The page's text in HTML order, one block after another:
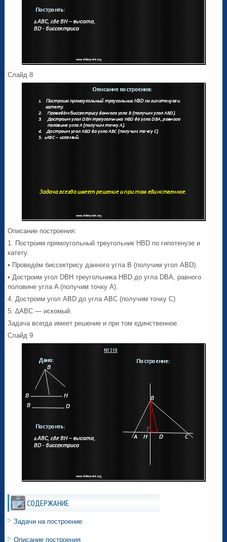
Слайд 8
Описание построения:
1. Построим прямоугольный треугольник HBD по гипотенузе и
катету.
• Проведём биссектрису данного угла B (получим угол ABD).
• Достроим угол DBH треугольника HBD до угла DBA, равного
половине угла A (получим точку A).
4. Достроим угол ABD до угла ABC (получим точку C)
5. ∆ABC — искомый.
Задача всегда имеет решение и при том единственное.
Слайд 9
СОДЕРЖАНИЕ
Задачи на построение
Описание построения